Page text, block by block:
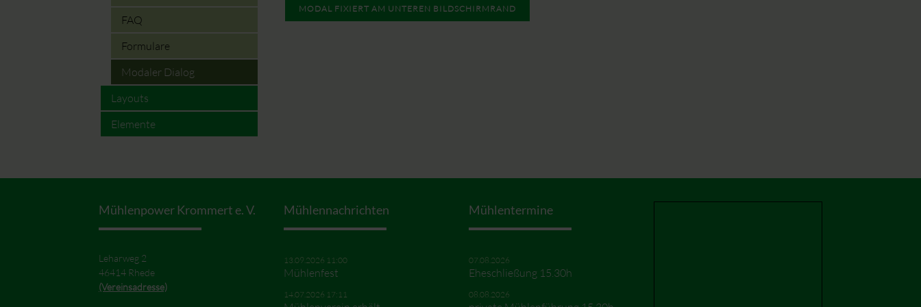
MODAL FIXIERT AM UNTEREN BILDSCHIRMRAND
FAQ
Formulare
Modaler Dialog
Layouts
Elemente
Mühlenpower Krommert e. V.
Leharweg 2
46414 Rhede
(Vereinsadresse)
Mühlennachrichten
13.09.2026 11:00
Mühlenfest
14.07.2026 17:11
Mühlentermine
07.08.2026
Eheschließung 15.30h
08.08.2026